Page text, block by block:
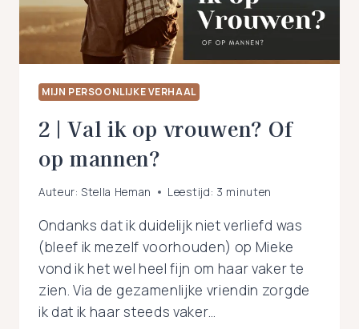
MIJN PERSOONLIJKE VERHAAL
2 | Val ik op vrouwen? Of
op mannen?
Auteur: Stella Heman Leestijd: 3 minuten
Ondanks dat ik duidelijk niet verliefd was
(bleef ik mezelf voorhouden) op Mieke
vond ik het wel heel fijn om haar vaker te
zien. Via de gezamenlijke vriendin zorgde
ik dat ik haar steeds vaker…